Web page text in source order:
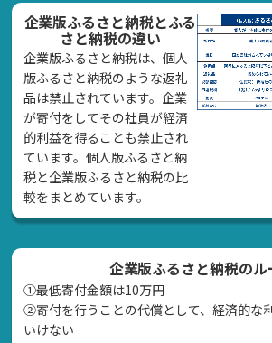
企業版ふるさと納税とふる
さと納税の違い
企業版ふるさと納税は、個人
版ふるさと納税のような返礼
品は禁止されています。企業
が寄付をしてその社員が経済
的利益を得ることも禁止され
ています。個人版ふるさと納
税と企業版ふるさと納税の比
較をまとめています。
企業版ふるさと納税のル
①最低寄付金額は10万円
②寄付を行うことの代償として、経済的な
いけない